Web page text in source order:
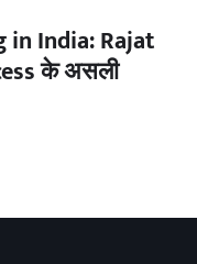
in India: Rajat
के असली